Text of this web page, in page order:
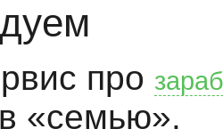
про
«семью».